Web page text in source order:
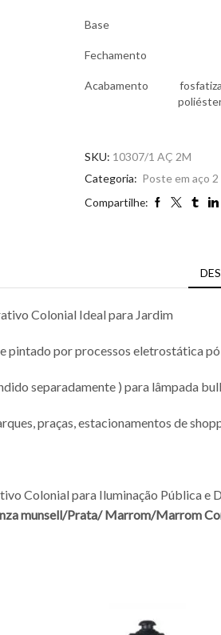
Base
Fechamento
Acabamento
SKU: 10307/1 AÇ 2M
Categoria: Poste em aço
Compartilhe:
Colonial Ideal para Jardim
pintado por processos eletrostática
separadamente ) para lâmpada
praças, estacionamentos de
Colonial para Iluminação Pública e
munsell/Prata/Marrom/Marrom